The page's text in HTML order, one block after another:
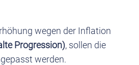
wegen der Inflation
Progression), sollen die
werden.